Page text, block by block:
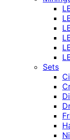
Sets